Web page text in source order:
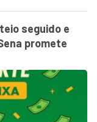
seguido e
promete